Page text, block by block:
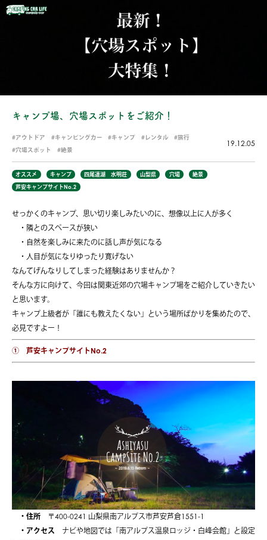
キャンプ場、穴場スポットをご紹介！
アウトドア キャンピングカー キャンプ レンタル
旅行
穴場スポット
絶景
19.12.05
オススメ キャンプ 四尾連湖 水明荘 山梨県 穴場
絶景
芦安キャンプサイトNo.2
せっかくのキャンプ、思い切り楽しみたいのに、想像以上に人が多く
・隣とのスペースが狭い
・自然を楽しみに来たのに話し声が気になる
・人目が気になりゆったり寛げない
なんてげんなりしてしまった経験はありませんか？
そんな方に向けて、今回は関東近郊の穴場キャンプ場をご紹介していきたい
と思います。
キャンプ上級者が「誰にも教えたくない」という場所ばかりを集めたので、
必見ですよー！
① 芦安キャンプサイトNo.2
・住所
〒400-0241 山梨県南アルプス市芦安芦倉1551-1
・アクセス ナビや地図では「南アルプス温泉ロッジ・白峰会館」と設定